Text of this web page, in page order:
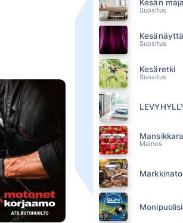
Kesän
Suositus
Suositus
Kesäretki
Suositus
Mainos